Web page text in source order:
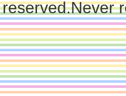
reserved.Never